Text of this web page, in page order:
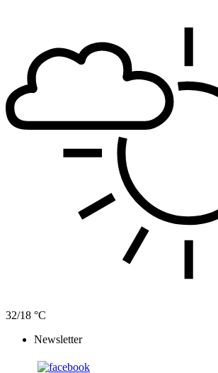
32/18 °C
Newsletter